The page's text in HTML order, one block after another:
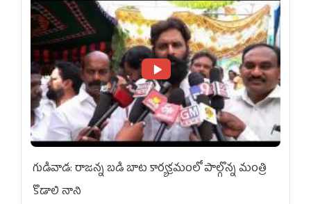
గుడివాడ: రాజన్న బడి బాట కార్యక్రమంలో పాల్గొన్న మంత్రి
కొడాలి నాని